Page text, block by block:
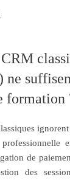
ne
formation
de
des